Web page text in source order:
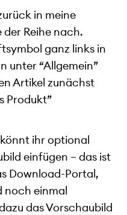
in meine
Reihe nach.
ganz links in
unter “Allgemein”
Artikel zunächst
Produkt”
ihr optional
einfügen – das ist
Download-Portal,
noch einmal
das Vorschaubild